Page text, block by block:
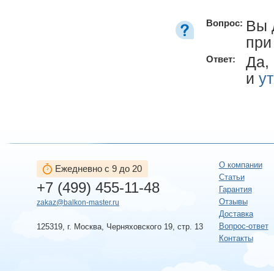
Вопрос: Вы
Ответ:
Да,
и
Ежедневно с 9 до 20
+7 (499) 455-11-48
zakaz@balkon-master.ru
125319, г. Москва, Черняховского 19, стр. 13
О компании
Статьи
Гарантия
Отзывы
Доставка
Вопрос-ответ
Контакты